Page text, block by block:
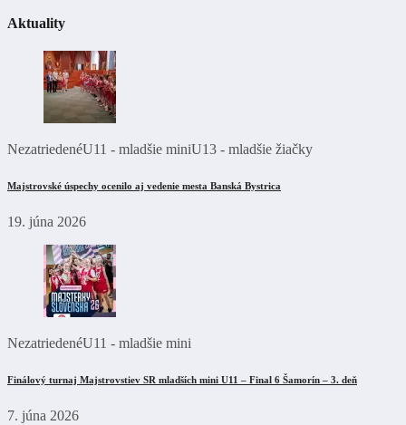
Aktuality
NezatriedenéU11 - mladšie miniU13 - mladšie žiačky
Majstrovské úspechy ocenilo aj vedenie mesta Banská Bystrica
19. júna 2026
NezatriedenéU11 - mladšie mini
Finálový turnaj Majstrovstiev SR mladších mini U11 – Final 6 Šamorín – 3. deň
7. júna 2026